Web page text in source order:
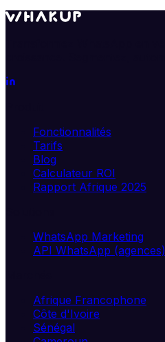
Fonctionnalités
Tarifs
Blog
Calculateur ROI
Rapport Afrique 2025
WhatsApp Marketing
API WhatsApp (agences)
Afrique Francophone
Côte d'Ivoire
Sénégal